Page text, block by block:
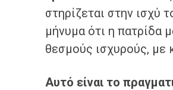
στηρίζεται στην ισχύ
μήνυμα ότι η πατρίδα
θεσμούς ισχυρούς, με
Αυτό είναι το